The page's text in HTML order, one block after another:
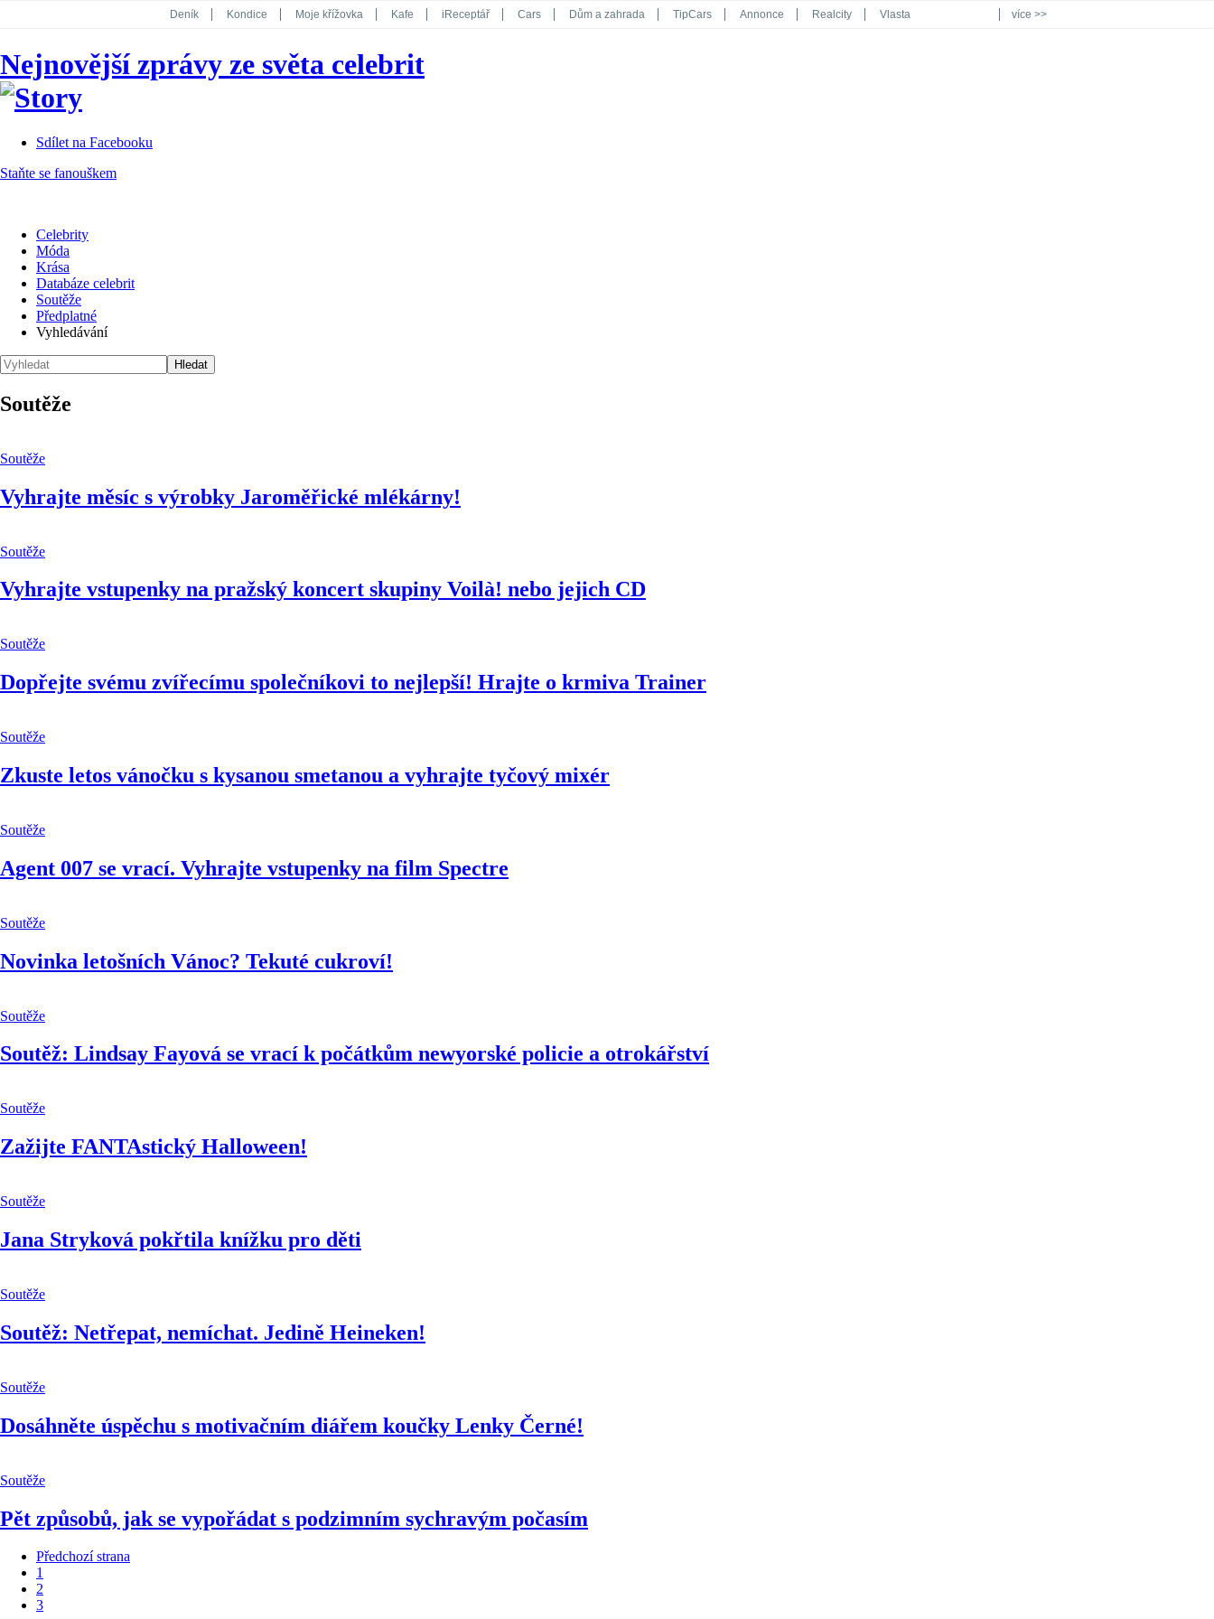
Deník Kondice Moje křížovka Kafe iReceptář Cars Dům a zahrada TipCars Annonce Realcity Vlasta
Koktejl
více >>
Nejnovější zprávy ze světa celebrit
Sdílet na Facebooku
Staňte se fanouškem
Celebrity
Móda
Krása
Databáze celebrit
Soutěže
Předplatné
Vyhledávání
Soutěže
Soutěže
Vyhrajte měsíc s výrobky Jaroměřické mlékárny!
Soutěže
Vyhrajte vstupenky na pražský koncert skupiny Voilà! nebo jejich CD
Soutěže
Dopřejte svému zvířecímu společníkovi to nejlepší! Hrajte o krmiva Trainer
Soutěže
Zkuste letos vánočku s kysanou smetanou a vyhrajte tyčový mixér
Soutěže
Agent 007 se vrací. Vyhrajte vstupenky na film Spectre
Soutěže
Novinka letošních Vánoc? Tekuté cukroví!
Soutěže
Soutěž: Lindsay Fayová se vrací k počátkům newyorské policie a otrokářství
Soutěže
Zažijte FANTAstický Halloween!
Soutěže
Jana Stryková pokřtila knížku pro děti
Soutěže
Soutěž: Netřepat, nemíchat. Jedině Heineken!
Soutěže
Dosáhněte úspěchu s motivačním diářem koučky Lenky Černé!
Soutěže
Pět způsobů, jak se vypořádat s podzimním sychravým počasím
Předchozí strana
1
2
3